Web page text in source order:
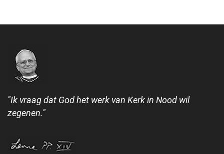
"Ik vraag dat God het werk van Kerk in Nood wil
zegenen."